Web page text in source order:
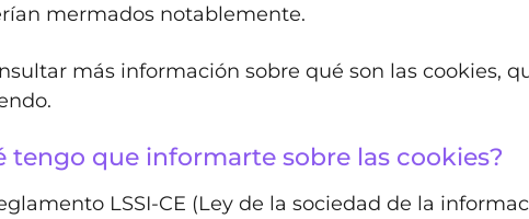
mermados notablemente.
más información sobre qué son las cookies,
tengo que informarte sobre las cookies?
LSSI-CE (Ley de la sociedad de la